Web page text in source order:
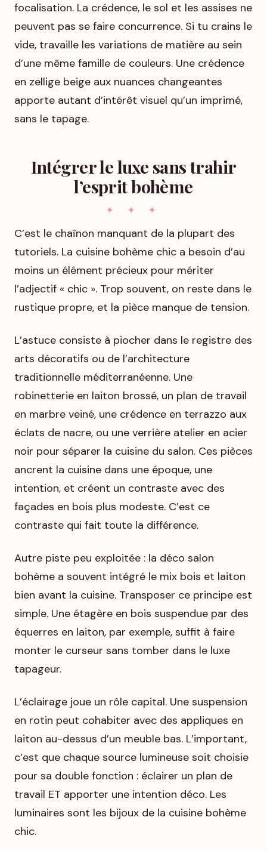
focalisation. La crédence, le sol et les assises ne
peuvent pas se faire concurrence. Si tu crains le
vide, travaille les variations de matière au sein
d’une même famille de couleurs. Une crédence
en zellige beige aux nuances changeantes
apporte autant d’intérêt visuel qu’un imprimé,
sans le tapage.
Intégrer le luxe sans trahir
l’esprit bohème
C’est le chaînon manquant de la plupart des
tutoriels. La cuisine bohème chic a besoin d’au
moins un élément précieux pour mériter
l’adjectif « chic ». Trop souvent, on reste dans le
rustique propre, et la pièce manque de tension.
L’astuce consiste à piocher dans le registre des
arts décoratifs ou de l’architecture
traditionnelle méditerranéenne. Une
robinetterie en laiton brossé, un plan de travail
en marbre veiné, une crédence en terrazzo aux
éclats de nacre, ou une verrière atelier en acier
noir pour séparer la cuisine du salon. Ces pièces
ancrent la cuisine dans une époque, une
intention, et créent un contraste avec des
façades en bois plus modeste. C’est ce
contraste qui fait toute la différence.
Autre piste peu exploitée : la déco salon
bohème a souvent intégré le mix bois et laiton
bien avant la cuisine. Transposer ce principe est
simple. Une étagère en bois suspendue par des
équerres en laiton, par exemple, suffit à faire
monter le curseur sans tomber dans le luxe
tapageur.
L’éclairage joue un rôle capital. Une suspension
en rotin peut cohabiter avec des appliques en
laiton au-dessus d’un meuble bas. L’important,
c’est que chaque source lumineuse soit choisie
pour sa double fonction : éclairer un plan de
travail ET apporter une intention déco. Les
luminaires sont les bijoux de la cuisine bohème
chic.